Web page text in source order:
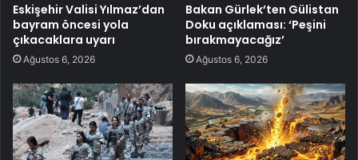
Eskişehir Valisi Yılmaz’dan
bayram öncesi yola
çıkacaklara uyarı
Ağustos 6, 2026
Bakan Gürlek’ten Gülistan
Doku açıklaması: ‘Peşini
bırakmayacağız’
Ağustos 6, 2026